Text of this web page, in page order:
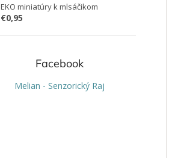
EKO miniatúry k mlsáčikom
€0,95
Facebook
Melian - Senzorický Raj